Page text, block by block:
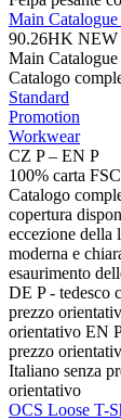
Main
90.26HK NEW
Main
Catalogo
Standard
Promotion
Workwear
CZ P – EN P
100% carta
Catalogo
copertura
eccezione della
moderna e
esaurimento
DE P - tedesco
prezzo
orientativo EN
prezzo
Italiano senza
orientativo
OCS Loose T-